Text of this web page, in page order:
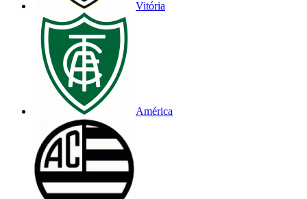
Vitória
América